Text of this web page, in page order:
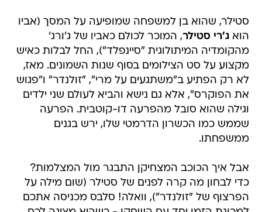
סטילר, שהוא בן למשפחה שמופיעה על המסך (אביו
הואג'רי סטילר, המוכר לכולם כאביו של ג'ורג'
מהקומדיה המיתולוגית "סיינפלד"), החל לבלות כאיש
מקצוע על סט הצילומים בסוף שנות השמונים. מאז,
לא רק הפתיע ב"משתגעים על מרי", "זולנדר" ו"פגוש
את הפוקרס", אלא גם נישא והביא לעולם שני ילדים
וגילה שהוא סובל מהפרעה דו-קוטבית. הפרעה
שממש כמו הכשרון הדרמטי שלו, ירש בגנים
ממשפחתו.
אבל איך הכוכב המצחיקן התבגר מול המצלמות?
כדי לבחון מה קרה לפנים של סטילר (שום מילה על
הפרצוף של "זולנדר"), וואלה! סלבס מכניסה אתכם